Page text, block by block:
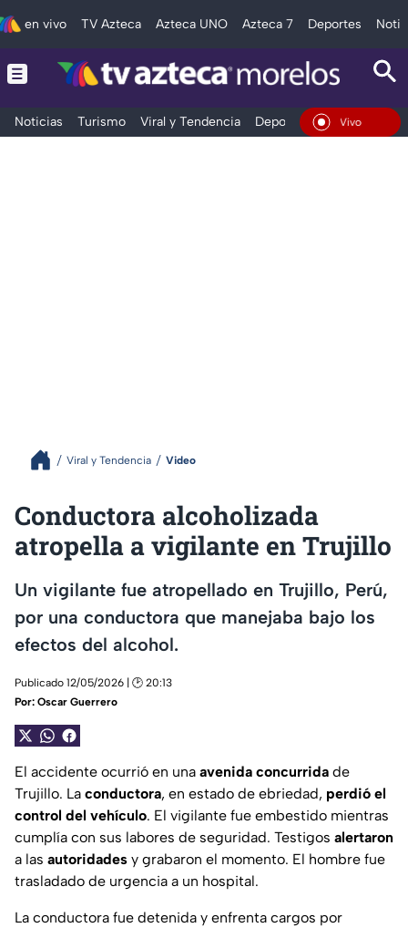
en vivo TV Azteca Azteca UNO Azteca 7 Deportes
Noticias Turismo Viral y Tendencia Deportes Espectáculos
En Vivo
Viral y Tendencia Video
Conductora alcoholizada
atropella a vigilante en Trujillo
Un vigilante fue atropellado en Trujillo, Perú,
por una conductora que manejaba bajo los
efectos del alcohol.
Publicado 12/05/2026 | 🕑 20:13
Por: Oscar Guerrero
El accidente ocurrió en una avenida concurrida de
Trujillo. La conductora, en estado de ebriedad, perdió el
control del vehículo. El vigilante fue embestido mientras
cumplía con sus labores de seguridad. Testigos alertaron
a las autoridades y grabaron el momento. El hombre fue
trasladado de urgencia a un hospital.
La conductora fue detenida y enfrenta cargos por